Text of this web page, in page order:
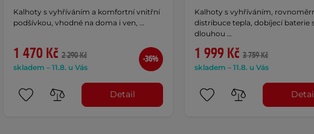
Kalhoty s vyhříváním a komfortní vnitřní
podšívkou, vhodné na doma i ven, …
1 470 Kč 2 290 Kč
skladem – 11.8. u Vás
-36%
Detail
Kalhoty s vyhříváním,
distribuce tepla, dobíjecí baterie
dlouhou …
1 999 Kč 3 759 Kč
skladem – 11.8. u Vás